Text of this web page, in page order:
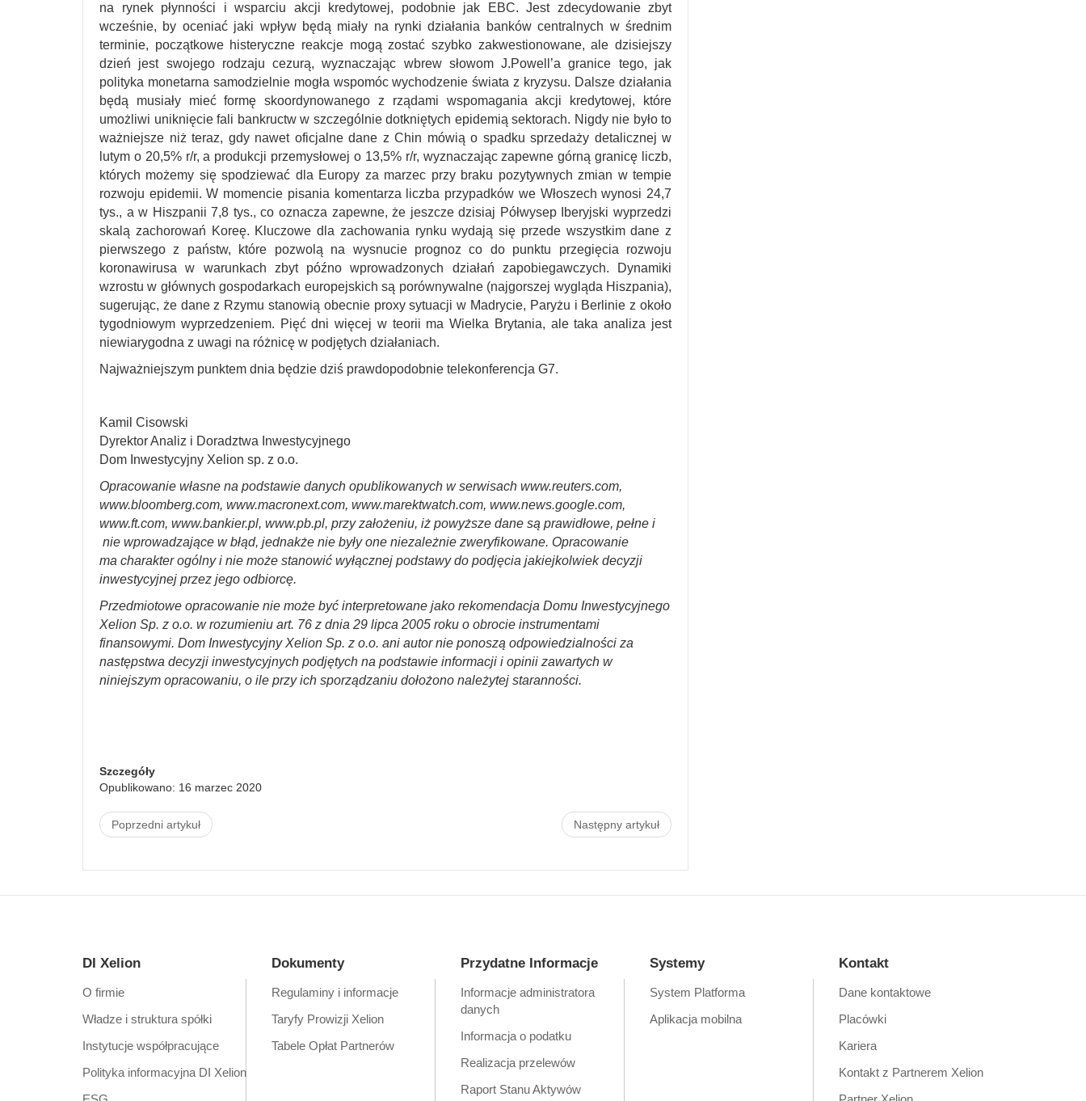
na rynek płynności i wsparciu akcji kredytowej, podobnie jak EBC. Jest zdecydowanie zbyt
wcześnie, by oceniać jaki wpływ będą miały na rynki działania banków centralnych w średnim
terminie, początkowe histeryczne reakcje mogą zostać szybko zakwestionowane, ale dzisiejszy
dzień jest swojego rodzaju cezurą, wyznaczając wbrew słowom J.Powell’a granice tego, jak
polityka monetarna samodzielnie mogła wspomóc wychodzenie świata z kryzysu. Dalsze działania
będą musiały mieć formę skoordynowanego z rządami wspomagania akcji kredytowej, które
umożliwi uniknięcie fali bankructw w szczególnie dotkniętych epidemią sektorach. Nigdy nie było to
ważniejsze niż teraz, gdy nawet oficjalne dane z Chin mówią o spadku sprzedaży detalicznej w
lutym o 20,5% r/r, a produkcji przemysłowej o 13,5% r/r, wyznaczając zapewne górną granicę liczb,
których możemy się spodziewać dla Europy za marzec przy braku pozytywnych zmian w tempie
rozwoju epidemii. W momencie pisania komentarza liczba przypadków we Włoszech wynosi 24,7
tys., a w Hiszpanii 7,8 tys., co oznacza zapewne, że jeszcze dzisiaj Półwysep Iberyjski wyprzedzi
skalą zachorowań Koreę. Kluczowe dla zachowania rynku wydają się przede wszystkim dane z
pierwszego z państw, które pozwolą na wysnucie prognoz co do punktu przegięcia rozwoju
koronawirusa w warunkach zbyt późno wprowadzonych działań zapobiegawczych. Dynamiki
wzrostu w głównych gospodarkach europejskich są porównywalne (najgorszej wygląda Hiszpania),
sugerując, że dane z Rzymu stanowią obecnie proxy sytuacji w Madrycie, Paryżu i Berlinie z około
tygodniowym wyprzedzeniem. Pięć dni więcej w teorii ma Wielka Brytania, ale taka analiza jest
niewiarygodna z uwagi na różnicę w podjętych działaniach.
Najważniejszym punktem dnia będzie dziś prawdopodobnie telekonferencja G7.
Kamil Cisowski
Dyrektor Analiz i Doradztwa Inwestycyjnego
Dom Inwestycyjny Xelion sp. z o.o.
Opracowanie własne na podstawie danych opublikowanych w serwisach www.reuters.com,
www.bloomberg.com, www.macronext.com, www.marektwatch.com, www.news.google.com,
www.ft.com, www.bankier.pl, www.pb.pl, przy założeniu, iż powyższe dane są prawidłowe, pełne i
nie wprowadzające w błąd, jednakże nie były one niezależnie zweryfikowane. Opracowanie
ma charakter ogólny i nie może stanowić wyłącznej podstawy do podjęcia jakiejkolwiek decyzji
inwestycyjnej przez jego odbiorcę.
Przedmiotowe opracowanie nie może być interpretowane jako rekomendacja Domu Inwestycyjnego
Xelion Sp. z o.o. w rozumieniu art. 76 z dnia 29 lipca 2005 roku o obrocie instrumentami
finansowymi. Dom Inwestycyjny Xelion Sp. z o.o. ani autor nie ponoszą odpowiedzialności za
następstwa decyzji inwestycyjnych podjętych na podstawie informacji i opinii zawartych w
niniejszym opracowaniu, o ile przy ich sporządzaniu dołożono należytej staranności.
Szczegóły
Opublikowano: 16 marzec 2020
Poprzedni artykuł Następny artykuł
DI Xelion
O firmie
Władze i struktura spółki
Instytucje współpracujące
Polityka informacyjna DI Xelion
Dokumenty
Regulaminy i informacje
Taryfy Prowizji Xelion
Tabele Opłat Partnerów
Przydatne Informacje
Informacje administratora
danych
Informacja o podatku
Realizacja przelewów
Raport Stanu Aktywów
Systemy
System Platforma
Aplikacja mobilna
Kontakt
Dane kontaktowe
Placówki
Kariera
Kontakt z Partnerem Xelion